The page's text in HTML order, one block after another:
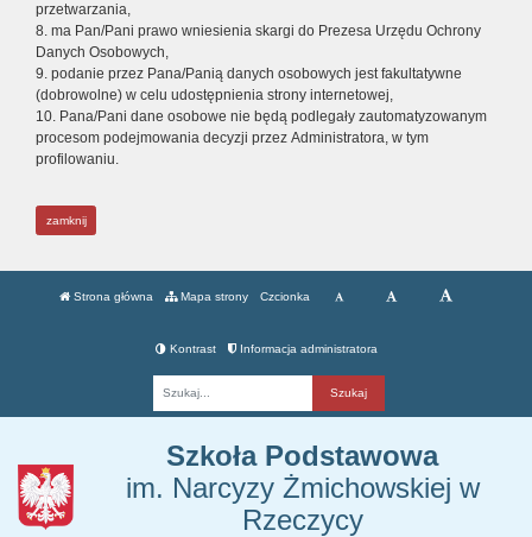
przetwarzania,
8. ma Pan/Pani prawo wniesienia skargi do Prezesa Urzędu Ochrony
Danych Osobowych,
9. podanie przez Pana/Panią danych osobowych jest fakultatywne
(dobrowolne) w celu udostępnienia strony internetowej,
10. Pana/Pani dane osobowe nie będą podlegały zautomatyzowanym
procesom podejmowania decyzji przez Administratora, w tym
profilowaniu.
zamknij
Strona główna Mapa strony Czcionka
Kontrast Informacja administratora
Szkoła Podstawowa
im. Narcyzy Żmichowskiej w
Rzeczycy